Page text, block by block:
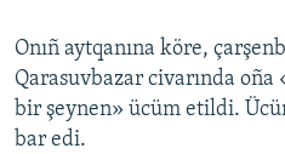
Onıñ aytqanına köre,
Qarasuvbazar civarında oña
bir şeynen» ücüm etildi.
bar edi.